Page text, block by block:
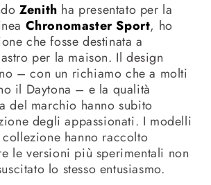
Zenith ha presentato per la
Chronomaster Sport, ho
che fosse destinata a
per la maison. Il design
– con un richiamo che a molti
il Daytona – e la qualità
del marchio hanno subito
degli appassionati. I modelli
hanno raccolto
le versioni più sperimentali non
lo stesso entusiasmo.